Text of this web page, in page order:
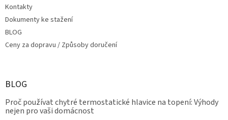
Kontakty
Dokumenty ke stažení
BLOG
Ceny za dopravu / Způsoby doručení
BLOG
Proč používat chytré termostatické hlavice na topení: Výhody
nejen pro vaši domácnost